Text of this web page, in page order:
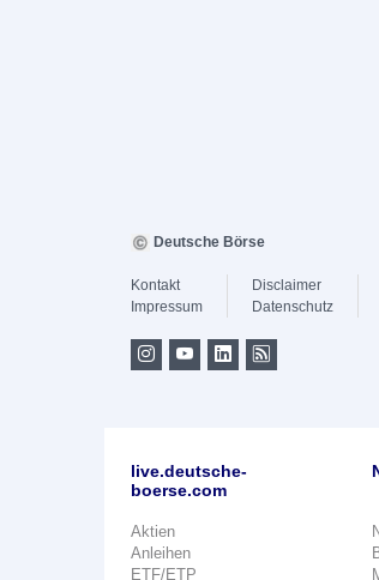
Deutsche Börse
Kontakt
Impressum
Disclaimer
Datenschutz
live.deutsche-
boerse.com
Aktien
Anleihen
ETF/ETP